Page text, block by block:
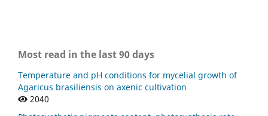
Most read in the last 90 days
Temperature and pH conditions for mycelial growth of
Agaricus brasiliensis on axenic cultivation
2040